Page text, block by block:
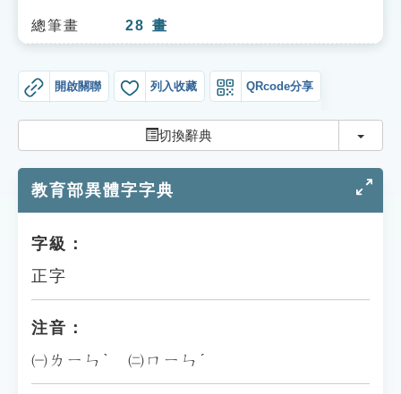
單字索引
遊戲專區
教學應用
貓頭鷹博士
總筆畫 28 畫
開啟關聯 列入收藏 QRcode分享
切換辭典 切換
教育部異體字字典
字級：
正字
注音：
㈠ㄌㄧㄣˋ ㈡ㄇㄧㄣˊ